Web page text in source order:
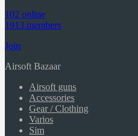
102 online
1913 members
Join
Airsoft Bazaar
Airsoft guns
Accessories
Gear / Clothing
Varios
Sim